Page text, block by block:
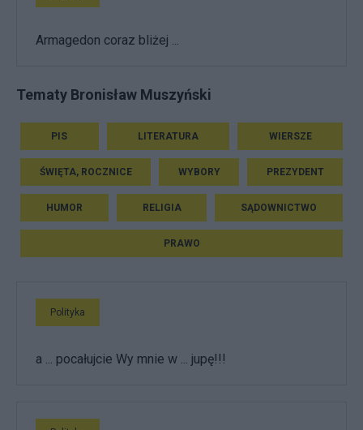
Armagedon coraz bliżej ...
Tematy Bronisław Muszyński
PIS LITERATURA WIERSZE
ŚWIĘTA, ROCZNICE WYBORY PREZYDENT
HUMOR RELIGIA SĄDOWNICTWO
PRAWO
Polityka
a ... pocałujcie Wy mnie w ... jupę!!!